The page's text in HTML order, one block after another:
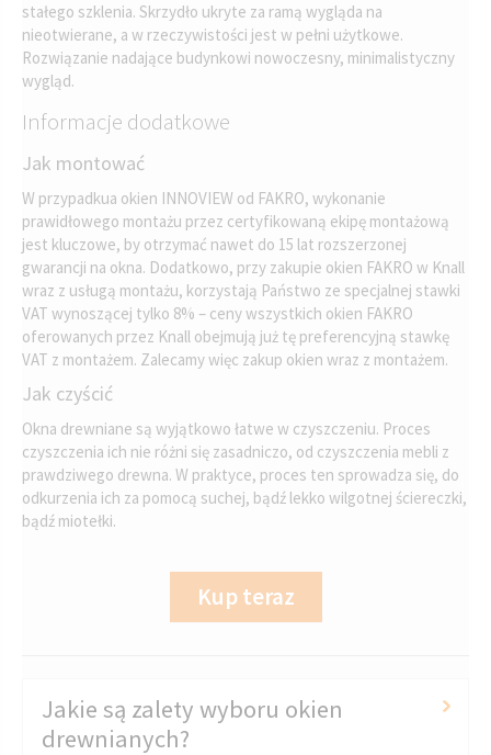
stałego szklenia. Skrzydło ukryte za ramą wygląda na
nieotwierane, a w rzeczywistości jest w pełni użytkowe.
Rozwiązanie nadające budynkowi nowoczesny, minimalistyczny
wygląd.
Informacje dodatkowe
Jak montować
W przypadkua okien INNOVIEW od FAKRO, wykonanie
prawidłowego montażu przez certyfikowaną ekipę montażową
jest kluczowe, by otrzymać nawet do 15 lat rozszerzonej
gwarancji na okna. Dodatkowo, przy zakupie okien FAKRO w Knall
wraz z usługą montażu, korzystają Państwo ze specjalnej stawki
VAT wynoszącej tylko 8% – ceny wszystkich okien FAKRO
oferowanych przez Knall obejmują już tę preferencyjną stawkę
VAT z montażem. Zalecamy więc zakup okien wraz z montażem.
Jak czyścić
Okna drewniane są wyjątkowo łatwe w czyszczeniu. Proces
czyszczenia ich nie różni się zasadniczo, od czyszczenia mebli z
prawdziwego drewna. W praktyce, proces ten sprowadza się, do
odkurzenia ich za pomocą suchej, bądź lekko wilgotnej ściereczki,
bądź miotełki.
Kup teraz
Jakie są zalety wyboru okien
drewnianych?